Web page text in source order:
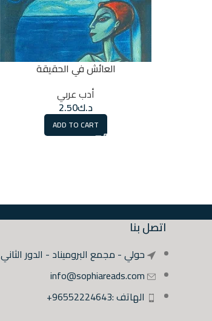
العائش في الحقيقة
أدب عربي
د.ك2.50
ADD TO CART
اتصل بنا
حولي - مجمع البروميناد - الدور الثاني
info@sophiareads.com
الهاتف :96552224643+